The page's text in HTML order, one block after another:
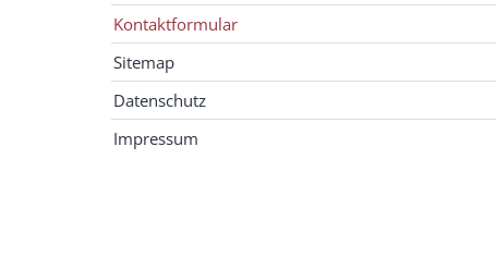
Kontaktformular
Sitemap
Datenschutz
Impressum